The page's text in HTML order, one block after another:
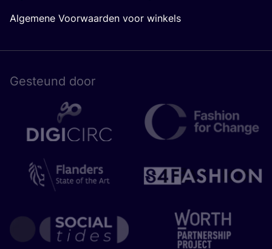
Algemene Voorwaarden voor winkels
Gesteund door